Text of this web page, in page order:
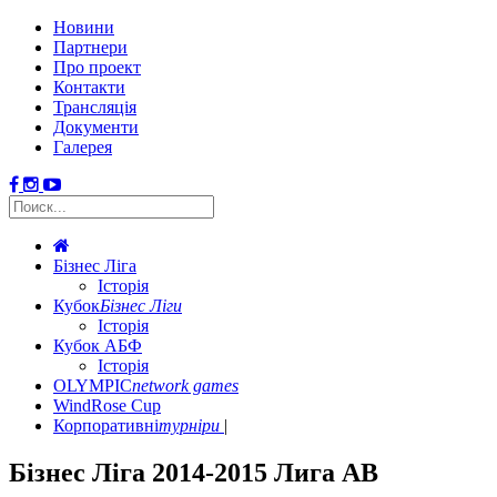
Новини
Партнери
Про проект
Контакти
Трансляція
Документи
Галерея
Бізнес Ліга
Історія
КубокБізнес Ліги
Історія
Кубок АБФ
Історія
OLYMPICnetwork games
WindRose Cup
Корпоративнітурніри
Бізнес Ліга 2014-2015 Лига АВ